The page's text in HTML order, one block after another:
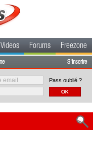
Videos Forums Freezone
S'inscrire
Pass oublié ?